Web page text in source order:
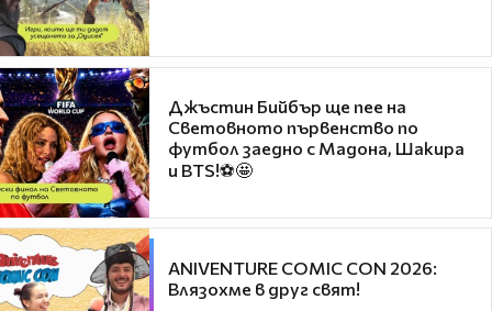
Джъстин Бийбър ще пее на
Световното първенство по
футбол заедно с Мадона, Шакира
и BTS!⚽🤩
ANIVENTURE COMIC CON 2026:
Влязохме в друг свят!